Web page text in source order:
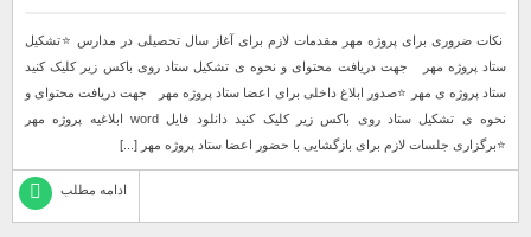
نكات ضرورى براى پروژه مهر مقدمات لازم برای آغاز سال تحصیلی در مدارس ⭐️تشکیل
ستاد پروژه مهر جهت دریافت محتوای و نحوه ی تشکیل ستاد روی باکس زیر کلیک کنید
ستاد پروژه ی مهر ⭐️صدور ابلاغ داخلی برای اعضا ستاد پروژه مهر جهت دریافت محتوای و
نحوه ی تشکیل ستاد روی باکس زیر کلیک کنید دانلود فایل word ابلاغیه پروژه مهر
⭐️برگزاری جلسات لازم برای بازگشایی با حضور اعضا ستاد پروژه مهر [...]
ادامه مطلب